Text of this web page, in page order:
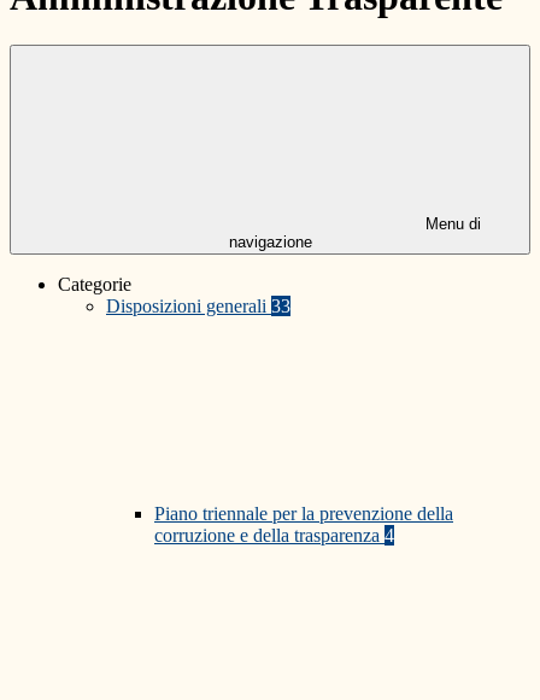
Menu di
navigazione
Categorie
Disposizioni generali 33
Piano triennale per la prevenzione della
corruzione e della trasparenza 4